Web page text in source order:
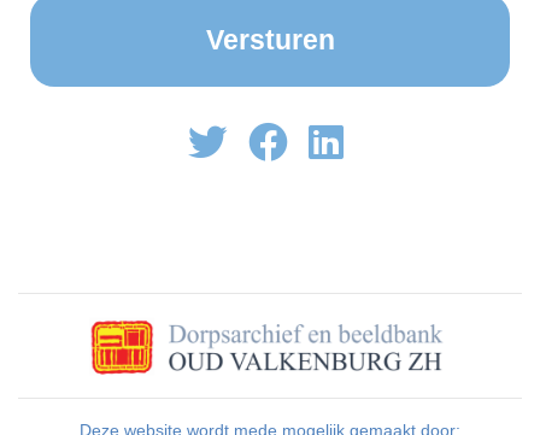
Deze website wordt mede mogelijk gemaakt door: